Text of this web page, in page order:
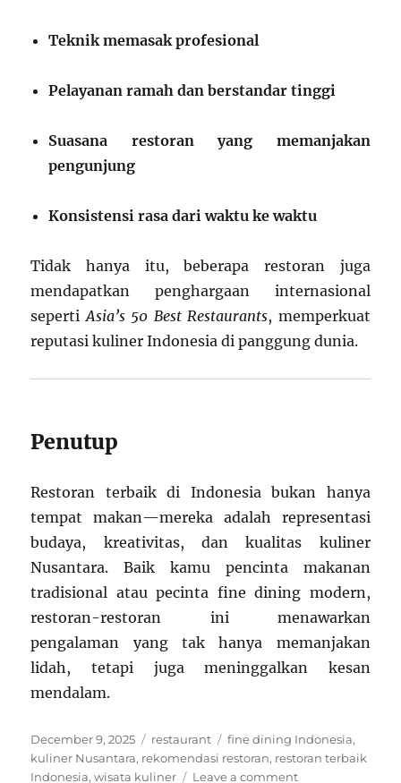
Teknik memasak profesional
Pelayanan ramah dan berstandar tinggi
Suasana restoran yang memanjakan
pengunjung
Konsistensi rasa dari waktu ke waktu
Tidak hanya itu, beberapa restoran juga
mendapatkan penghargaan internasional
seperti Asia’s 50 Best Restaurants, memperkuat
reputasi kuliner Indonesia di panggung dunia.
Penutup
Restoran terbaik di Indonesia bukan hanya
tempat makan—mereka adalah representasi
budaya, kreativitas, dan kualitas kuliner
Nusantara. Baik kamu pencinta makanan
tradisional atau pecinta fine dining modern,
restoran-restoran ini menawarkan
pengalaman yang tak hanya memanjakan
lidah, tetapi juga meninggalkan kesan
mendalam.
Posted
on
December 9, 2025 Categories
restaurant Tags
fine dining Indonesia,
kuliner Nusantara, rekomendasi restoran, restoran terbaik
Indonesia,wisata kuliner Leave a commenton